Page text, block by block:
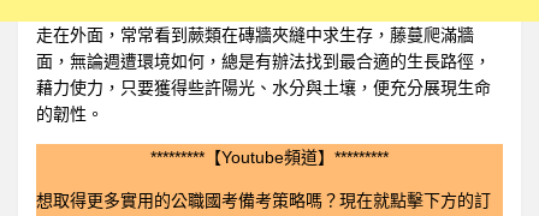
走在外面，常常看到蕨類在磚牆夾縫中求生存，藤蔓爬滿牆
面，無論週遭環境如何，總是有辦法找到最合適的生長路徑，
藉力使力，只要獲得些許陽光、水分與土壤，便充分展現生命
的韌性。
*********【Youtube頻道】*********
想取得更多實用的公職國考備考策略嗎？現在就點擊下方的訂